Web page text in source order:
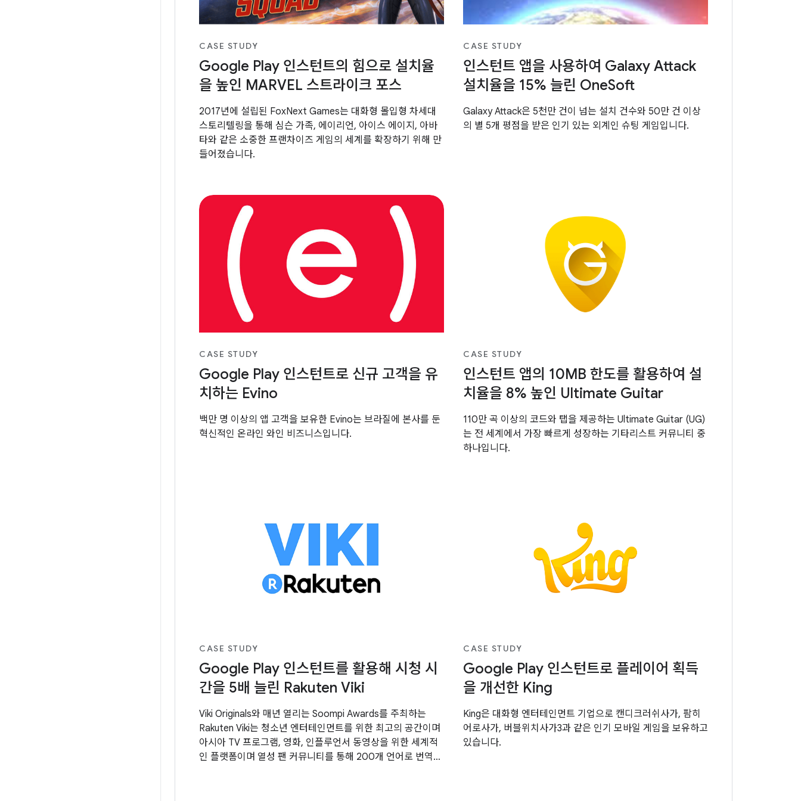
CASE STUDY
Google Play 인스턴트의 힘으로 설치율
을 높인 MARVEL 스트라이크 포스
2017년에 설립된 FoxNext Games는 대화형 몰입형 차세대
스토리텔링을 통해 심슨 가족, 에이리언, 아이스 에이지, 아바
타와 같은 소중한 프랜차이즈 게임의 세계를 확장하기 위해 만
들어졌습니다.
CASE STUDY
인스턴트 앱을 사용하여 Galaxy Attack
설치율을 15% 늘린 OneSoft
Galaxy Attack은 5천만 건이 넘는 설치 건수와 50만 건 이상
의 별 5개 평점을 받은 인기 있는 외계인 슈팅 게임입니다.
CASE STUDY
Google Play 인스턴트로 신규 고객을 유
치하는 Evino
백만 명 이상의 앱 고객을 보유한 Evino는 브라질에 본사를 둔
혁신적인 온라인 와인 비즈니스입니다.
CASE STUDY
인스턴트 앱의 10MB 한도를 활용하여 설
치율을 8% 높인 Ultimate Guitar
110만 곡 이상의 코드와 탭을 제공하는 Ultimate Guitar (UG)
는 전 세계에서 가장 빠르게 성장하는 기타리스트 커뮤니티 중
하나입니다.
CASE STUDY
Google Play 인스턴트를 활용해 시청 시
간을 5배 늘린 Rakuten Viki
Viki Originals와 매년 열리는 Soompi Awards를 주최하는
Rakuten Viki는 청소년 엔터테인먼트를 위한 최고의 공간이며
아시아 TV 프로그램, 영화, 인플루언서 동영상을 위한 세계적
인 플랫폼이며 열성 팬 커뮤니티를 통해 200개 언어로 번역되
CASE STUDY
Google Play 인스턴트로 플레이어 획득
을 개선한 King
King은 대화형 엔터테인먼트 기업으로 캔디크러쉬사가, 팜히
어로사가, 버블위치사가3과 같은 인기 모바일 게임을 보유하고
있습니다.